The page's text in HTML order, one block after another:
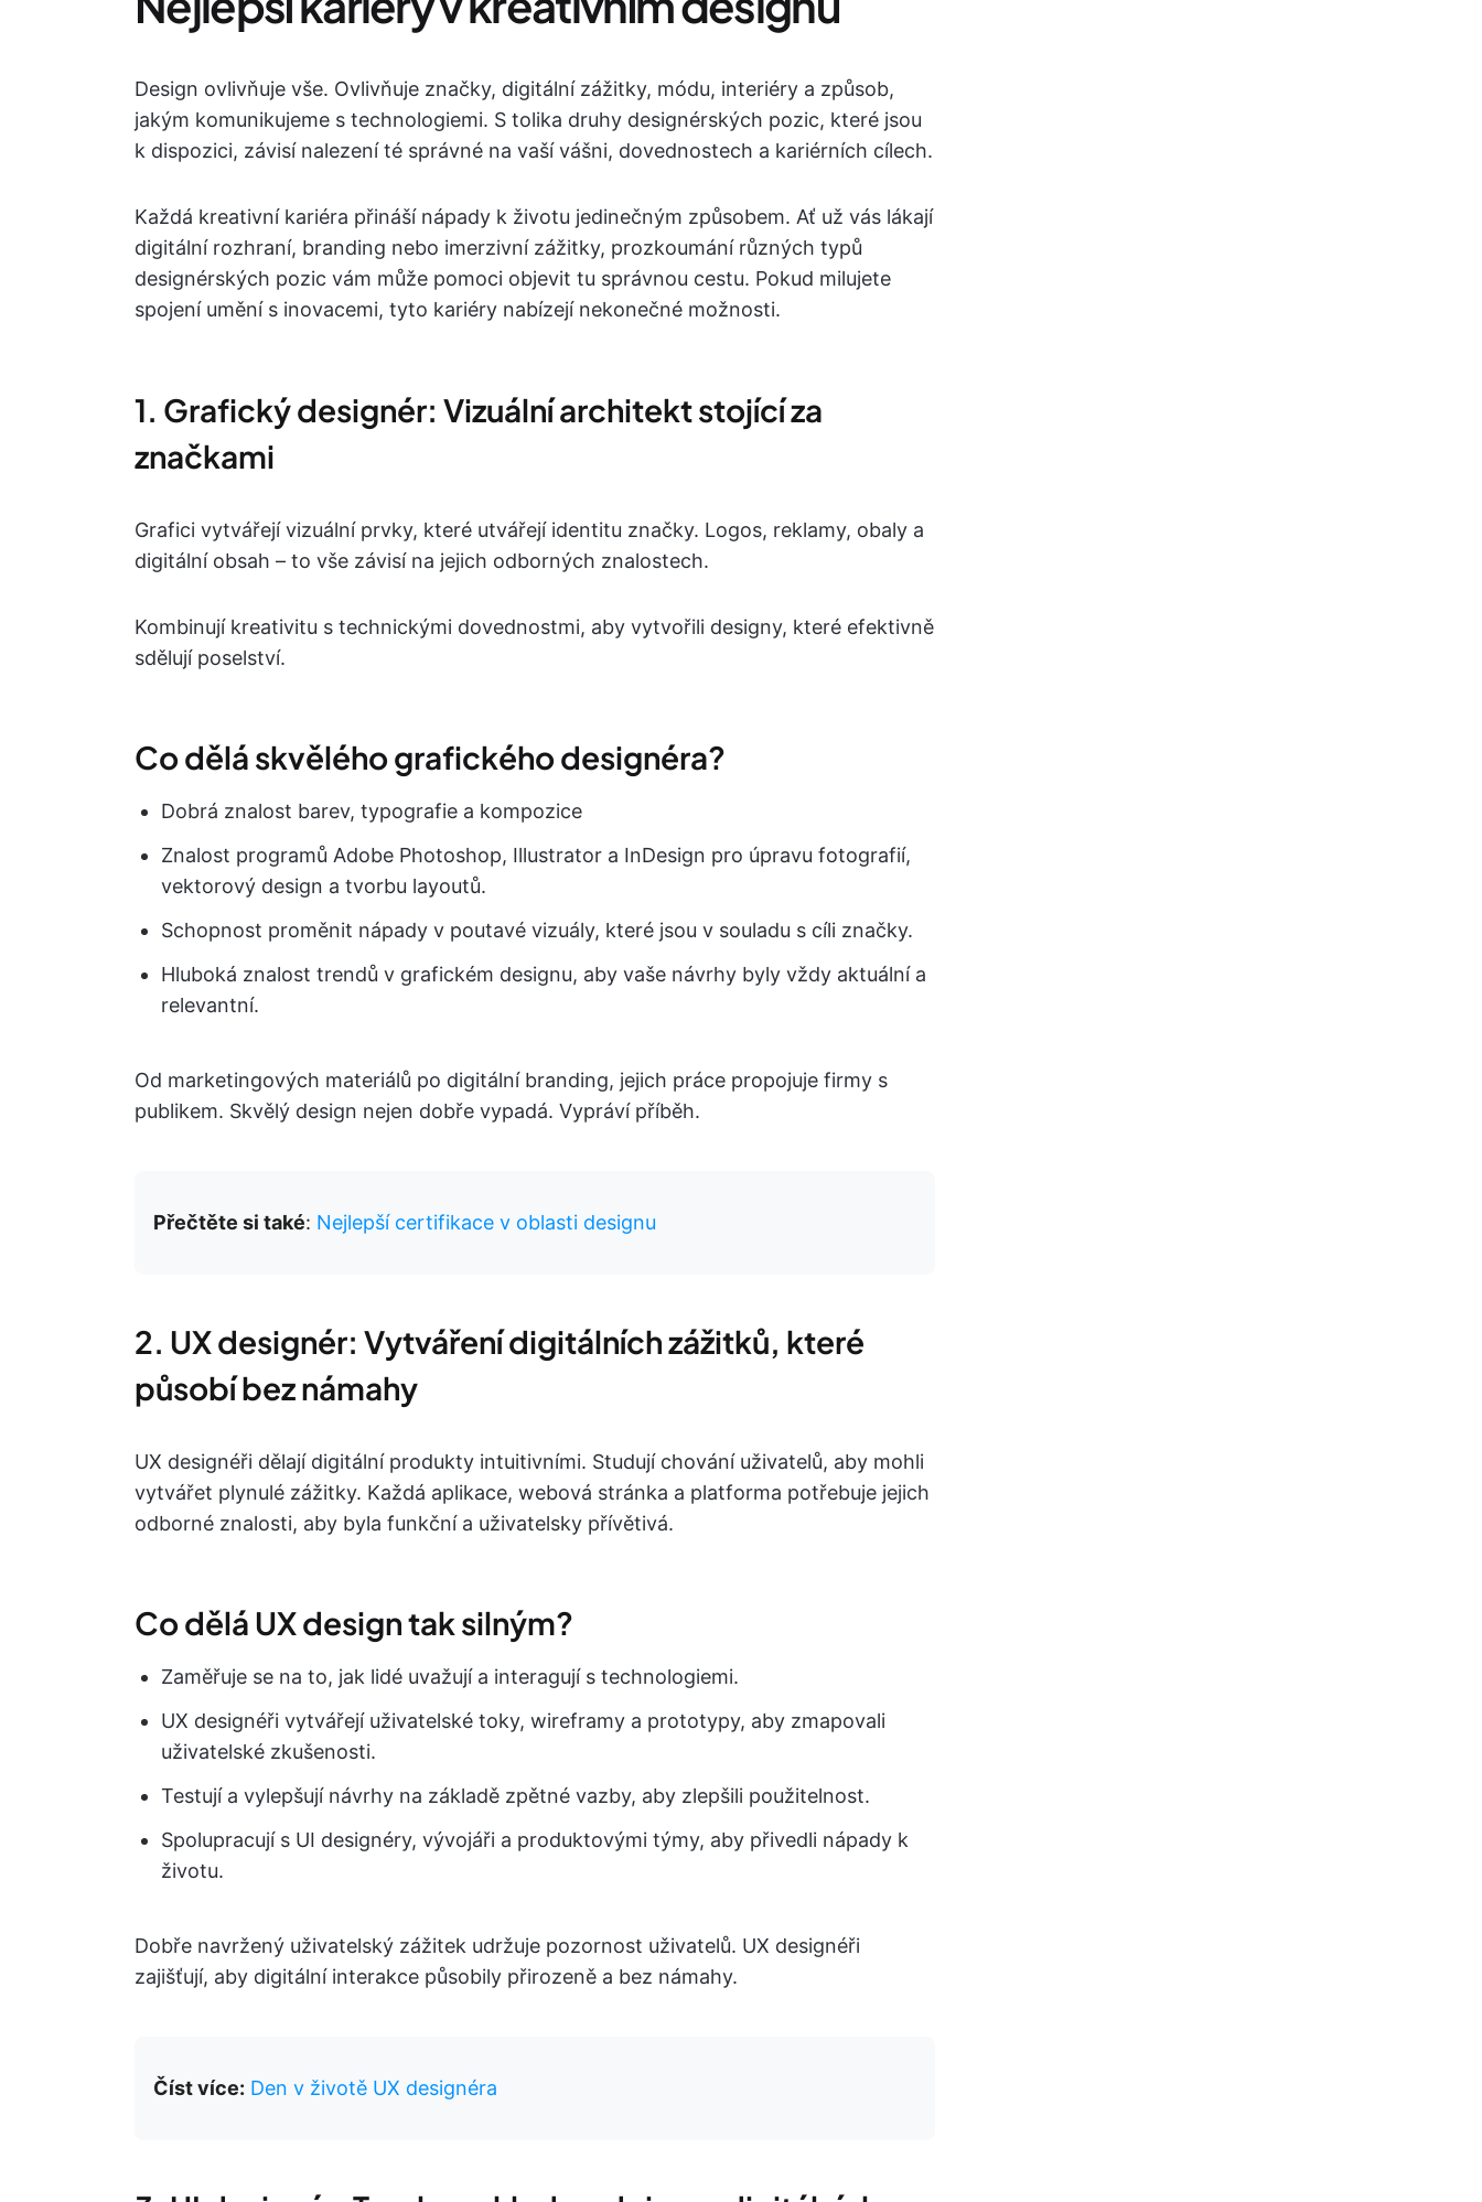
Design ovlivňuje vše. Ovlivňuje značky, digitální zážitky, módu, interiéry a způsob,
jakým komunikujeme s technologiemi. S tolika druhy designérských pozic, které jsou
k dispozici, závisí nalezení té správné na vaší vášni, dovednostech a kariérních cílech.
Každá kreativní kariéra přináší nápady k životu jedinečným způsobem. Ať už vás lákají
digitální rozhraní, branding nebo imerzivní zážitky, prozkoumání různých typů
designérských pozic vám může pomoci objevit tu správnou cestu. Pokud milujete
spojení umění s inovacemi, tyto kariéry nabízejí nekonečné možnosti.
1. Grafický designér: Vizuální architekt stojící za
značkami
Grafici vytvářejí vizuální prvky, které utvářejí identitu značky. Logos, reklamy, obaly a
digitální obsah – to vše závisí na jejich odborných znalostech.
Kombinují kreativitu s technickými dovednostmi, aby vytvořili designy, které efektivně
sdělují poselství.
Co dělá skvělého grafického designéra?
Dobrá znalost barev, typografie a kompozice
Znalost programů Adobe Photoshop, Illustrator a InDesign pro úpravu fotografií,
vektorový design a tvorbu layoutů.
Schopnost proměnit nápady v poutavé vizuály, které jsou v souladu s cíli značky.
Hluboká znalost trendů v grafickém designu, aby vaše návrhy byly vždy aktuální a
relevantní.
Od marketingových materiálů po digitální branding, jejich práce propojuje firmy s
publikem. Skvělý design nejen dobře vypadá. Vypráví příběh.
Přečtěte si také: Nejlepší certifikace v oblasti designu
2. UX designér: Vytváření digitálních zážitků, které
působí bez námahy
UX designéři dělají digitální produkty intuitivními. Studují chování uživatelů, aby mohli
vytvářet plynulé zážitky. Každá aplikace, webová stránka a platforma potřebuje jejich
odborné znalosti, aby byla funkční a uživatelsky přívětivá.
Co dělá UX design tak silným?
Zaměřuje se na to, jak lidé uvažují a interagují s technologiemi.
UX designéři vytvářejí uživatelské toky, wireframy a prototypy, aby zmapovali
uživatelské zkušenosti.
Testují a vylepšují návrhy na základě zpětné vazby, aby zlepšili použitelnost.
Spolupracují s UI designéry, vývojáři a produktovými týmy, aby přivedli nápady k
životu.
Dobře navržený uživatelský zážitek udržuje pozornost uživatelů. UX designéři
zajišťují, aby digitální interakce působily přirozeně a bez námahy.
Číst více: Den v životě UX designéra